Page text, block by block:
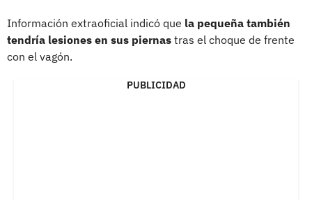
Información extraoficial indicó que la pequeña también
tendría lesiones en sus piernas tras el choque de frente
con el vagón.
PUBLICIDAD